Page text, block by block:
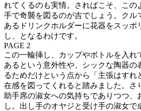
れてくるのも実情。さればこそ、この
手で奇襲を図るのが吉でしょう。クル
あるドリンクホルダーに花器をスッポ
し、となるわけです。
PAGE 2
この一輪挿し、カップやボトルを入れ
あるという意外性や、シックな陶器の
るためだけという点から「主張はすれ
在感を図ってくれると踏みました。さ
助手席の淑女への気持ちでありつつ、
し。出し手のオヤジと受け手の淑女で